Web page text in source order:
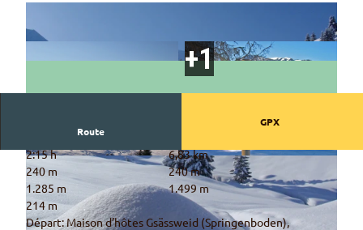
© Nicole Spychiger, Naturpark Diemtigtal © Rahel Mazenauer, Naturpark Diemtigtal
Route
GPX
2:15 h
6,83 km
240 m
240 m
1.285 m
1.499 m
214 m
Départ: Maison d’hôtes Gsässweid (Springenboden),